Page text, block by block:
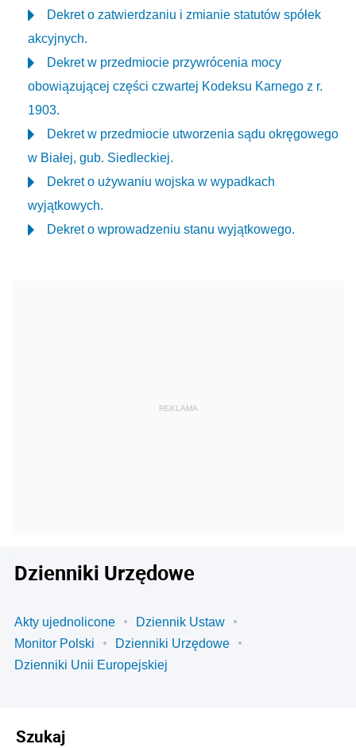
Dekret o zatwierdzaniu i zmianie statutów spółek
akcyjnych.
Dekret w przedmiocie przywrócenia mocy
obowiązującej części czwartej Kodeksu Karnego z r.
1903.
Dekret w przedmiocie utworzenia sądu okręgowego
w Białej, gub. Siedleckiej.
Dekret o używaniu wojska w wypadkach
wyjątkowych.
Dekret o wprowadzeniu stanu wyjątkowego.
Dzienniki Urzędowe
Akty ujednolicone
Dziennik Ustaw
Monitor Polski
Dzienniki Urzędowe
Dzienniki Unii Europejskiej
Szukaj